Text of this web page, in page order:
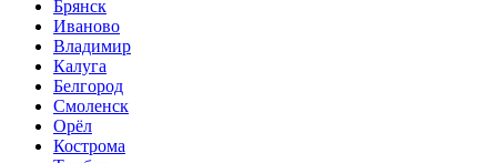
Брянск
Иваново
Владимир
Калуга
Белгород
Смоленск
Орёл
Кострома